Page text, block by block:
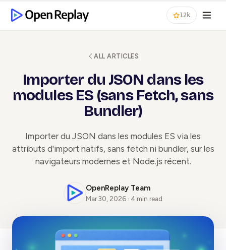
12k
ALL ARTICLES
Importer du JSON dans les
modules ES (sans Fetch, sans
Bundler)
Importer du JSON dans les modules ES via les
attributs d'import natifs, sans fetch ni bundler, sur les
navigateurs modernes et Node.js récent.
OpenReplay Team
Mar 30, 2026 · 4 min read